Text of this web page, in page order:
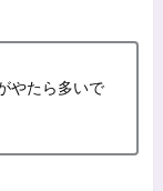
やたら多いで